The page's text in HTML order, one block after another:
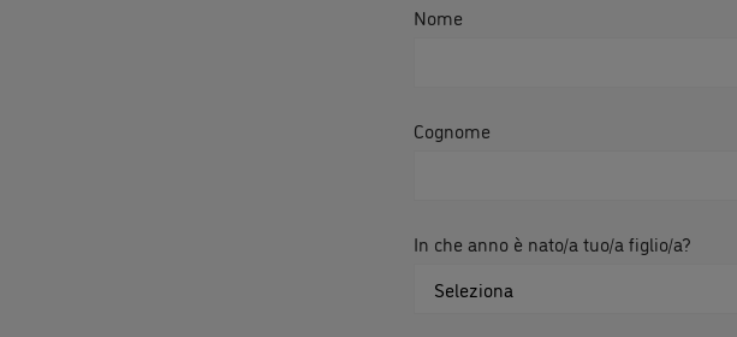
Nome
Cognome
In che anno è nato/a tuo/a figlio/a?